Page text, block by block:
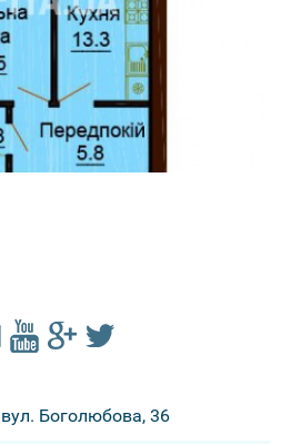
вул. Боголюбова, 36